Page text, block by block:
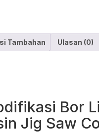
Tambahan Ulasan (0)
Bor
Jig Saw